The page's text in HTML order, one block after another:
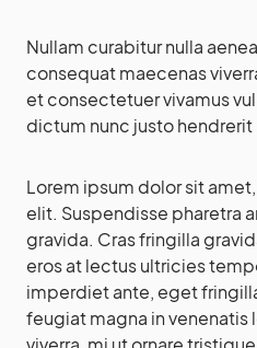
Nullam curabitur nulla
consequat maecenas
et consectetuer vivamus
dictum nunc justo hendrerit
Lorem ipsum dolor sit
elit. Suspendisse pharetra
gravida. Cras fringilla
eros at lectus ultricies
imperdiet ante, eget
feugiat magna in venenatis